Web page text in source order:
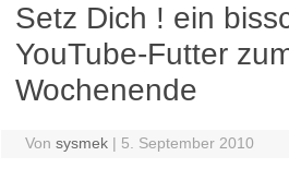
Setz Dich ! ein
YouTube-Futter
Wochenende
Von sysmek | 5. September 2010